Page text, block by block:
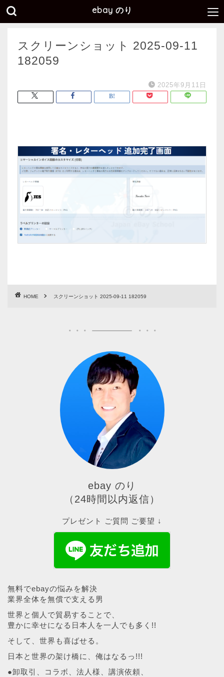
ebay のり
スクリーンショット 2025-09-11
182059
2025年9月11日
HOME スクリーンショット 2025-09-11 182059
ebay のり
（24時間以内返信）
プレゼント ご質問 ご要望 ↓
無料でebayの悩みを解決
業界全体を無償で支える男
世界と個人で貿易することで、
豊かに幸せになる日本人を一人でも多く!!
そして、世界も喜ばせる。
日本と世界の架け橋に、俺はなるっ!!!
●卸取引、コラボ、法人様、講演依頼、